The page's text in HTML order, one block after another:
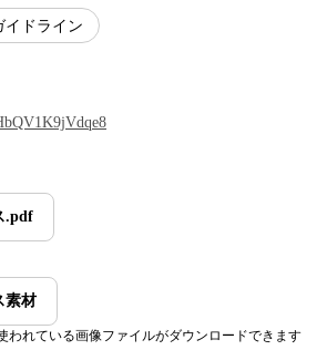
イドライン
.pdf
素材
われている画像ファイルがダウンロードできます